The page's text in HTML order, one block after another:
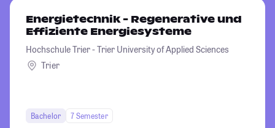
Energietechnik - Regenerative und
Effiziente Energiesysteme
Hochschule Trier - Trier University of Applied Sciences
Trier
Bachelor 7 Semester